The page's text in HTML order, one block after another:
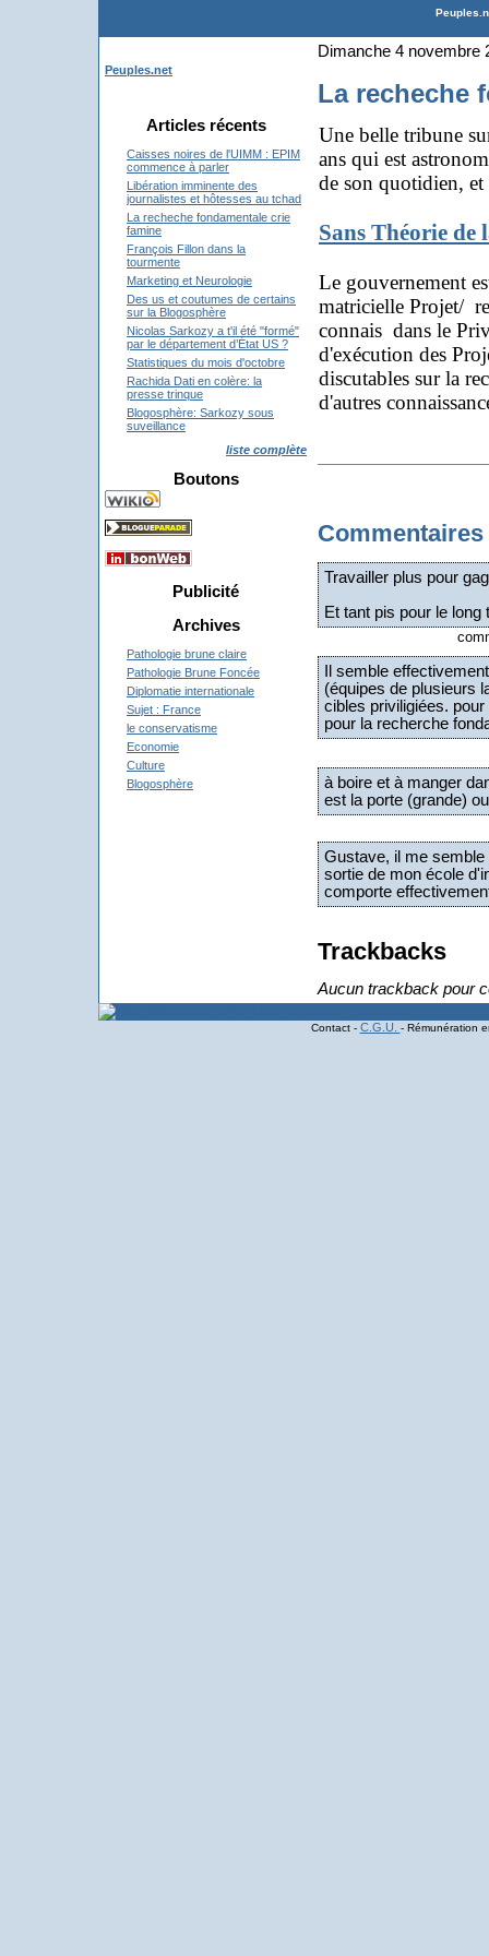
Peuples.net
Articles récents
Caisses noires de l'UIMM : EPIM
commence à parler
Libération imminente des
journalistes et hôtesses au tchad
La recheche fondamentale crie
famine
François Fillon dans la
tourmente
Marketing et Neurologie
Des us et coutumes de certains
sur la Blogosphère
Nicolas Sarkozy a t'il été "formé"
par le département d’État US ?
Statistiques du mois d'octobre
Rachida Dati en colère: la
presse trinque
Blogosphère: Sarkozy sous
suveillance
liste complète
Boutons
Publicité
Archives
Pathologie brune claire
Pathologie Brune Foncée
Diplomatie internationale
Sujet : France
le conservatisme
Economie
Culture
Blogosphère
Dimanche 4 novembre
La recheche
Une belle tribune
ans qui est
de son quotidien, et
Sans Théorie de
Le gouvernement
matricielle Projet/
connais dans le
d'exécution des
discutables sur la
d'autres
Commentaires
Travailler plus pour
Et tant pis pour le long
Il semble
(équipes de plusieurs
cibles priviligiées.
pour la recherche
à boire et à manger
est la porte (grande)
Gustave, il me
sortie de mon école
comporte
Trackbacks
Aucun trackback pour
Contact - C.G.U. - Rémunération